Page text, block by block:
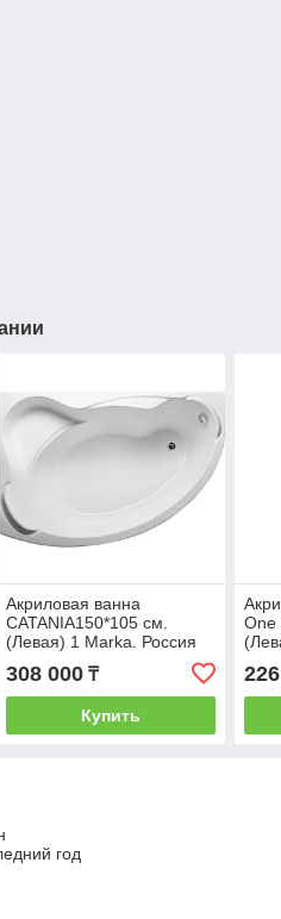
Акриловая ванна
CATANIA150*105 см.
(Левая) 1 Marka. Россия
308 000₸
Купить
One
год